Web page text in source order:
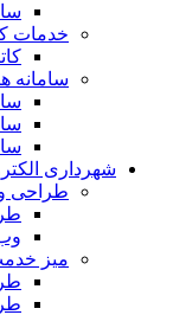
خدمات
سامانه
شهرداری
طراحی
میز